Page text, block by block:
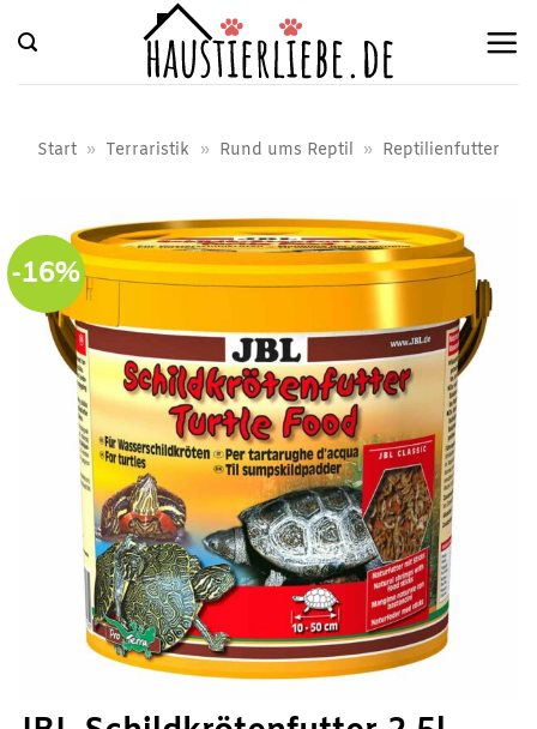
Inhalt
springen
Start » Terraristik » Rund ums Reptil » Reptilienfutter
-16%